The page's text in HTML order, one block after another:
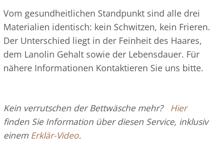
Vom gesundheitlichen Standpunkt sind alle drei
Materialien identisch: kein Schwitzen, kein Frieren.
Der Unterschied liegt in der Feinheit des Haares,
dem Lanolin Gehalt sowie der Lebensdauer. Für
nähere Informationen Kontaktieren Sie uns bitte.
Kein verrutschen der Bettwäsche mehr? Hier
finden Sie Information über diesen Service, inklusiv
einem Erklär-Video.